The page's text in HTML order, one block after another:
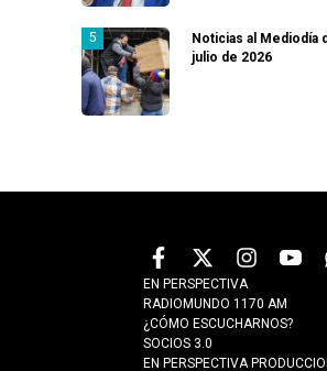
Noticias al Mediodía
julio de 2026
EN PERSPECTIVA
RADIOMUNDO 1170 AM
¿CÓMO ESCUCHARNOS?
SOCIOS 3.0
EN PERSPECTIVA